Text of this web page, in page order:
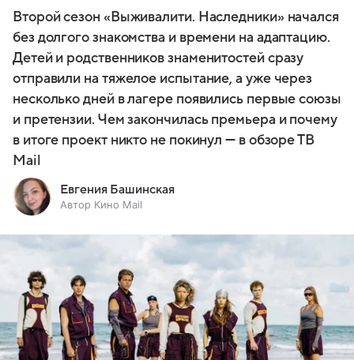
Второй сезон «Выживалити. Наследники» начался
без долгого знакомства и времени на адаптацию.
Детей и родственников знаменитостей сразу
отправили на тяжелое испытание, а уже через
несколько дней в лагере появились первые союзы
и претензии. Чем закончилась премьера и почему
в итоге проект никто не покинул — в обзоре ТВ
Mail
Евгения Башинская
Автор Кино Mail